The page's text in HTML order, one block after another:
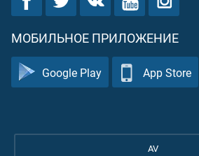
МОБИЛЬНОЕ ПРИЛОЖЕНИЕ
Google Play App Store
AV